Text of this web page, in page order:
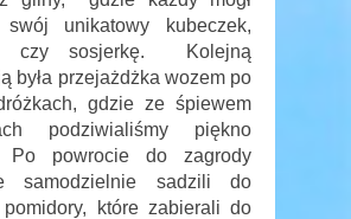
swój unikatowy kubeczek,
czy sosjerkę. Kolejną
była przejażdżka wozem po
gdzie ze śpiewem
podziwialiśmy piękno
Po powrocie do zagrody
samodzielnie sadzili do
które zabierali do